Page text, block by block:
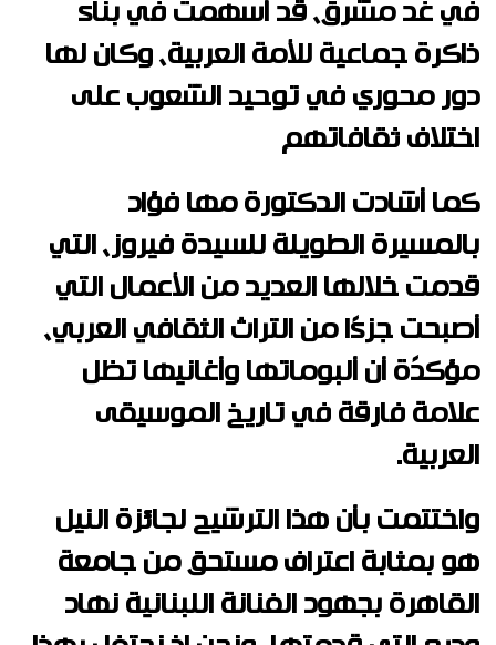
في غد مشرق، قد أسهمت في بناء
ذاكرة جماعية للأمة العربية، وكان لها
دور محوري في توحيد الشعوب على
اختلاف ثقافاتهم
كما أشادت الدكتورة مها فؤاد
بالمسيرة الطويلة للسيدة فيروز، التي
قدمت خلالها العديد من الأعمال التي
أصبحت جزءًا من التراث الثقافي العربي،
مؤكدًة أن ألبوماتها وأغانيها تظل
علامة فارقة في تاريخ الموسيقى
العربية.
واختتمت بأن هذا الترشيح لجائزة النيل
هو بمثابة اعتراف مستحق من جامعة
القاهرة بجهود الفنانة اللبنانية نهاد